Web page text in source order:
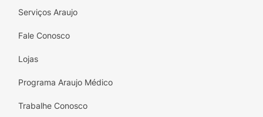
Serviços Araujo
Fale Conosco
Lojas
Programa Araujo Médico
Trabalhe Conosco